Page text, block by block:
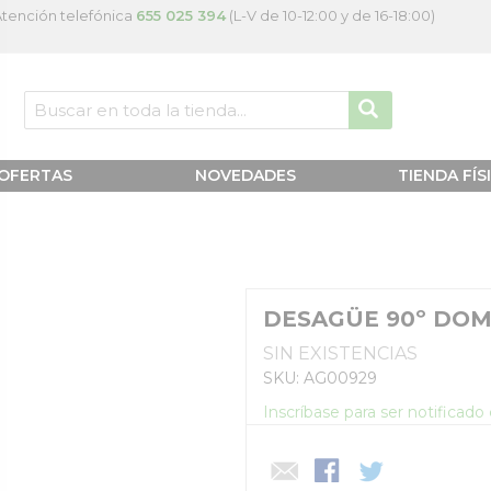
telefónica 655 025 394(L-V de 10-12:00 y de 16-18:00)
NOVEDADES TIENDA
DESAGÜE 90º
SIN EXISTENCIAS
SKU: AG00929
Inscríbase para ser